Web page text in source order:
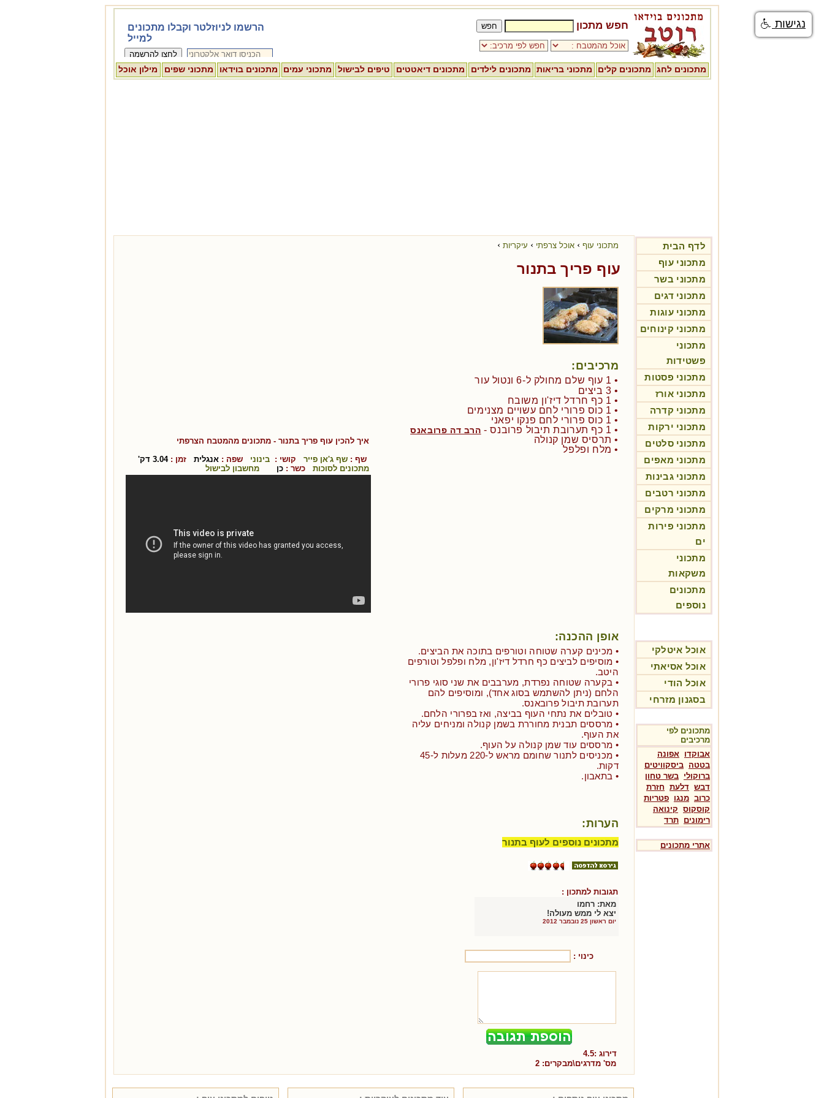
חפש מתכון
מתכונים לחג מתכונים קלים מתכוני בריאות מתכונים לילדים מתכונים דיאטטים טיפים לבישול מתכוני עמים מתכונים בוידאו מתכוני שפים מילון אוכל
לדף הבית
מתכוני עוף
מתכוני בשר
מתכוני דגים
מתכוני עוגות
מתכוני קינוחים
מתכוני
פשטידות
מתכוני פסטות
מתכוני אורז
מתכוני קדרה
מתכוני ירקות
מתכוני סלטים
מתכוני מאפים
מתכוני גבינות
מתכוני רטבים
מתכוני מרקים
מתכוני פירות
ים
מתכוני
משקאות
מתכונים
נוספים
אוכל איטלקי
אוכל אסיאתי
אוכל הודי
בסגנון מזרחי
מתכונים לפי
מרכיבים
אבוקדו אפונה
בטטה ביסקוויטים
ברוקולי בשר טחון
דבש דלעת חזרת
כרוב מנגו פטריות
קוסקוס קינואה
רימונים תרד
אתרי מתכונים
מתכוני עוף › אוכל צרפתי › עיקריות ›
עוף פריך בתנור
מרכיבים:
• 1 עוף שלם מחולק ל-6 ונטול עור
• 3 ביצים
• 1 כף חרדל דיז'ון משובח
• 1 כוס פרורי לחם עשויים מצנימים
• 1 כוס פרורי לחם פנקו יפאני
• 1 כף תערובת תיבול פרובנס -
הרב דה פרובאנס
• תרסיס שמן קנולה
• מלח ופלפל
אופן ההכנה:
• מכינים קערה שטוחה וטורפים בתוכה את הביצים.
• מוסיפים לביצים כף חרדל דיז'ון, מלח ופלפל וטורפים
היטב.
• בקערה שטוחה נפרדת, מערבבים את שני סוגי פרורי
הלחם (ניתן להשתמש בסוג אחד), ומוסיפים להם
תערובת תיבול פרובאנס.
• טובלים את נתחי העוף בביצה, ואז בפרורי הלחם.
• מרססים תבנית מחוררת בשמן קנולה ומניחים עליה
את העוף.
• מרססים עוד שמן קנולה על העוף.
• מכניסים לתנור שחומם מראש ל-220 מעלות ל-45
דקות.
• בתאבון.
הערות:
מתכונים נוספים לעוף בתנור
תגובות למתכון :
מאת: רחמו
יצא לי ממש מעולה!
יום ראשון 25 נובמבר 2012
כינוי :
דירוג :4.5
מס' מדרגים\מבקרים: 2
איך להכין עוף פריך בתנור - מתכונים מהמטבח הצרפתי
שף : שף ג'אן פייר קושי : בינוני שפה : אנגלית זמן :3.04 דק'
מתכונים לסוכות
כשר : כן מחשבון לבישול
נגישות